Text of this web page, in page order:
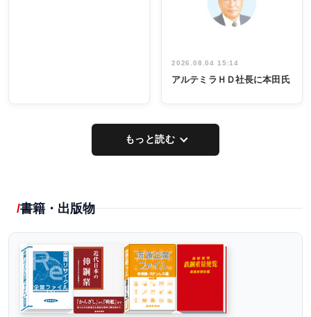
2026.08.04 15:14
アルテミラＨＤ社長に本田氏
もっと読む
書籍・出版物